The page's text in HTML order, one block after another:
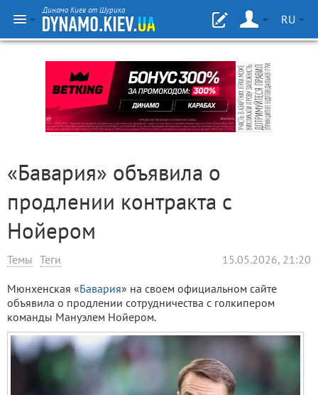
Динамо Киев от Шурика
RU
«Бавария» объявила о
продлении контракта с
Нойером
Темы Теги 15.05.2026, 21:20
Мюнхенская «Бавария» на своем официальном сайте
объявила о продлении сотрудничества с голкипером
команды Мануэлем Нойером.